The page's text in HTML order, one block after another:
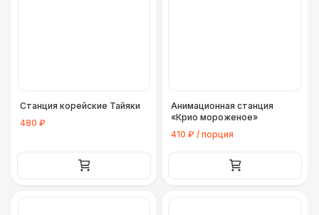
Станция корейские Тайяки
480 ₽
Анимационная станция
«Крио мороженое»
410 ₽ / порция